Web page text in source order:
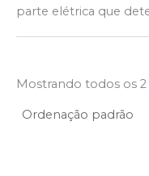
parte elétrica que
Mostrando todos os